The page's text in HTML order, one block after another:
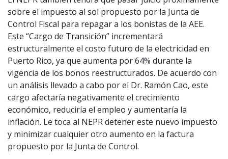
sobre el impuesto al sol propuesto por la Junta de
Control Fiscal para repagar a los bonistas de la AEE.
Este “Cargo de Transición” incrementará
estructuralmente el costo futuro de la electricidad en
Puerto Rico, ya que aumenta por 64% durante la
vigencia de los bonos reestructurados. De acuerdo con
un análisis llevado a cabo por el Dr. Ramón Cao, este
cargo afectaría negativamente el crecimiento
económico, reduciría el empleo y aumentaría la
inflación. Le toca al NEPR detener este nuevo impuesto
y minimizar cualquier otro aumento en la factura
propuesto por la Junta de Control.